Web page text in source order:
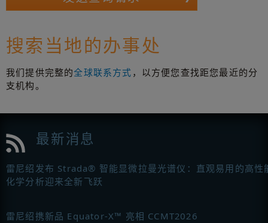
搜索当地的办事处
我们提供完整的全球联系方式 ，以方便您查找距您最近的分
支机构。
最新消息
雷尼绍发布 Strada® 智能显微拉曼光谱仪：直观易用的高性
化学分析迎来全新飞跃
雷尼绍携新品 Equator-X™ 亮相 CCMT2026